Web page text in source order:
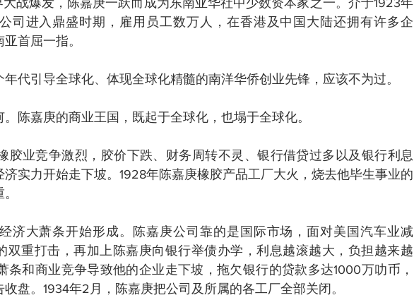
大战爆发，陈嘉庚一跃而成为东南亚华社中少数资本家之一。介于1923年
司进入鼎盛时期，雇用员工数万人，在香港及中国大陆还拥有许多企
首屈一指。
代引导全球化、体现全球化精髓的南洋华侨创业先锋，应该不为过。
陈嘉庚的商业王国，既起于全球化，也塌于全球化。
胶业竞争激烈，胶价下跌、财务周转不灵、银行借贷过多以及银行利息
实力开始走下坡。1928年陈嘉庚橡胶产品工厂大火，烧去他毕生事业的
济大萧条开始形成。陈嘉庚公司靠的是国际市场，面对美国汽车业减
双重打击，再加上陈嘉庚向银行举债办学，利息越滚越大，负担越来越
条和商业竞争导致他的企业走下坡，拖欠银行的贷款多达1000万叻币，
盘。1934年2月，陈嘉庚把公司及所属的各工厂全部关闭。